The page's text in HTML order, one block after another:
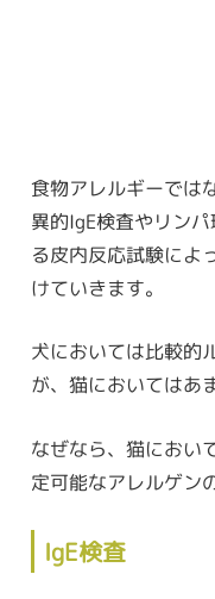
食物アレルギーでは
異的IgE検査やリン
る皮内反応試験によ
けていきます。
犬においては比較的
が、猫においてはあ
なぜなら、猫におい
定可能なアレルゲン
IgE検査